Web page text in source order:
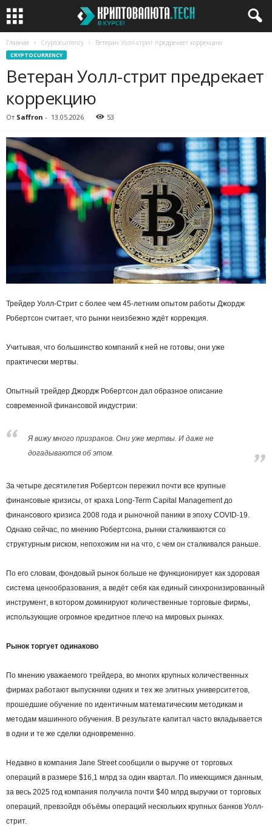
Главная Cryptocurrency Ветеран Уолл-стрит предрекает коррекцию
CRYPTOCURRENCY
Ветеран Уолл-стрит предрекает
коррекцию
От Saffron - 13.05.2026 53
Трейдер Уолл-Стрит с более чем 45-летним опытом работы Джордж
Робертсон считает, что рынки неизбежно ждёт коррекция.
Учитывая, что большинство компаний к ней не готовы, они уже
практически мертвы.
Опытный трейдер Джордж Робертсон дал образное описание
современной финансовой индустрии:
Я вижу много призраков. Они уже мертвы. И даже не
догадываются об этом.
За четыре десятилетия Робертсон пережил почти все крупные
финансовые кризисы, от краха Long-Term Capital Management до
финансового кризиса 2008 года и рыночной паники в эпоху COVID-19.
Однако сейчас, по мнению Робертсона, рынки сталкиваются со
структурным риском, непохожим ни на что, с чем он сталкивался раньше.
По его словам, фондовый рынок больше не функционирует как здоровая
система ценообразования, а ведёт себя как единый синхронизированный
инструмент, в котором доминируют количественные торговые фирмы,
использующие огромное кредитное плечо на мировых рынках.
Рынок торгует одинаково
По мнению уважаемого трейдера, во многих крупных количественных
фирмах работают выпускники одних и тех же элитных университетов,
прошедшие обучение по идентичным математическим методикам и
методам машинного обучения. В результате капитал часто вкладывается
в одни и те же сделки одновременно.
Недавно в компания Jane Street сообщили о выручке от торговых
операций в размере $16,1 млрд за один квартал. По имеющимся данным,
за весь 2025 год компания получила почти $40 млрд выручки от торговых
операций, превзойдя объёмы операций нескольких крупных банков Уолл-
стрит.